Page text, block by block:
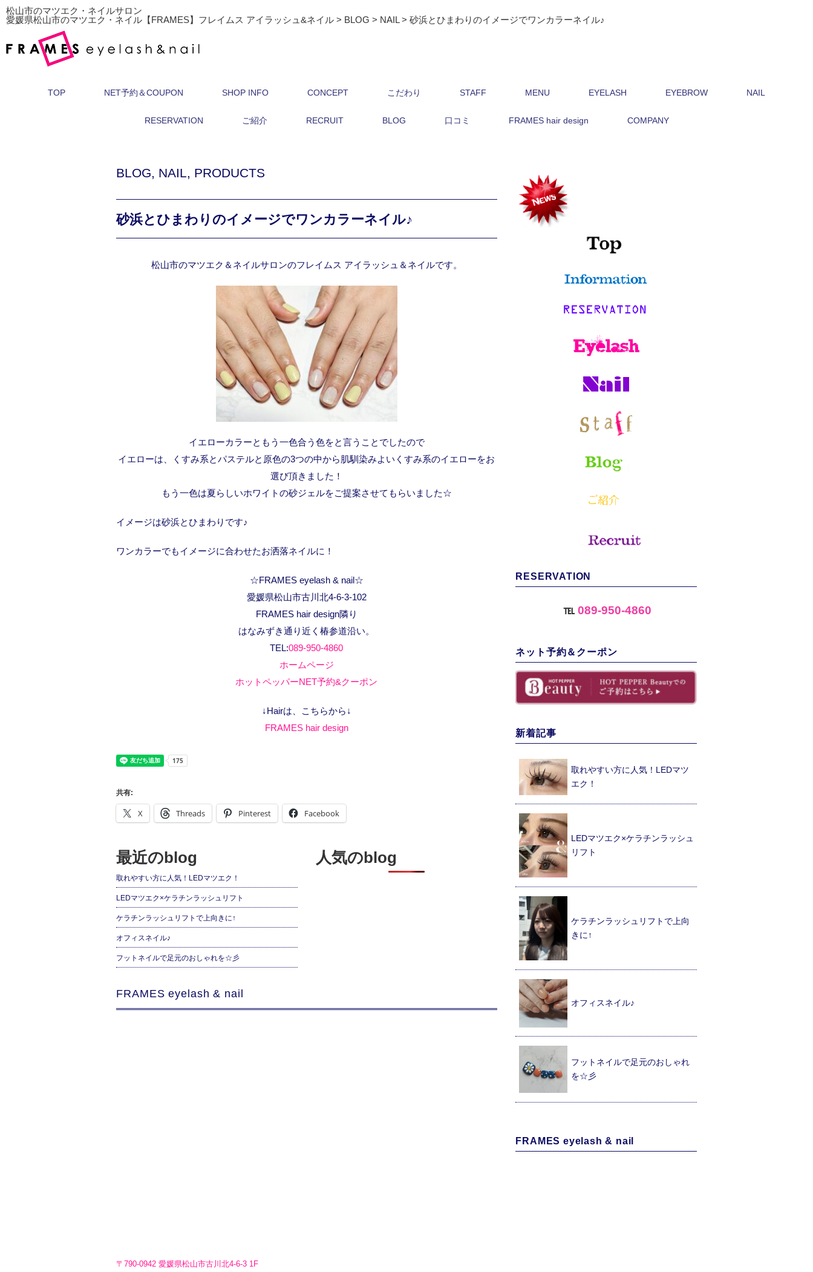
松山市のマツエク・ネイルサロン
愛媛県松山市のマツエク・ネイル【FRAMES】フレイムス アイラッシュ&ネイル > BLOG > NAIL> 砂浜とひまわりのイメージでワンカラーネイル♪
TOP NET予約＆COUPON SHOP INFO CONCEPT こだわり STAFF MENU EYELASH EYEBROW NAIL
RESERVATION ご紹介 RECRUIT BLOG 口コミ FRAMES hair design COMPANY
BLOG, NAIL, PRODUCTS
砂浜とひまわりのイメージでワンカラーネイル♪
松山市のマツエク＆ネイルサロンのフレイムス アイラッシュ＆ネイルです。
イエローカラーともう一色合う色をと言うことでしたので
イエローは、くすみ系とパステルと原色の3つの中から肌馴染みよいくすみ系のイエローをお
選び頂きました！
もう一色は夏らしいホワイトの砂ジェルをご提案させてもらいました☆
イメージは砂浜とひまわりです♪
ワンカラーでもイメージに合わせたお洒落ネイルに！
☆FRAMES eyelash & nail☆
愛媛県松山市古川北4-6-3-102
FRAMES hair design隣り
はなみずき通り近く椿参道沿い。
TEL:089-950-4860
ホームページ
ホットペッパーNET予約&クーポン
↓Hairは、こちらから↓
FRAMES hair design
共有:
X Threads Pinterest Facebook
最近のblog
取れやすい方に人気！LEDマツエク！
LEDマツエク×ケラチンラッシュリフト
ケラチンラッシュリフトで上向きに↑
オフィスネイル♪
フットネイルで足元のおしゃれを☆彡
人気のblog
FRAMES eyelash & nail
〒790-0942 愛媛県松山市古川北4-6-3 1F
RESERVATION
℡089-950-4860
ネット予約＆クーポン
新着記事
取れやすい方に人気！LEDマツ
エク！
LEDマツエク×ケラチンラッシュ
リフト
ケラチンラッシュリフトで上向
きに↑
オフィスネイル♪
フットネイルで足元のおしゃれ
を☆彡
FRAMES eyelash & nail